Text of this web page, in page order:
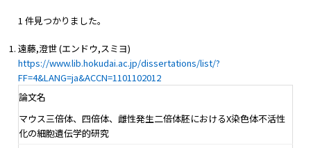
1 件見つかりました。
遠藤,澄世 (エンドウ,スミヨ)
https://www.lib.hokudai.ac.jp/dissertations/list/?
FF=4&LANG=ja&ACCN=1101102012
論文名
マウス三倍体、四倍体、雌性発生二倍体胚におけるX染色体不活性
化の細胞遺伝学的研究